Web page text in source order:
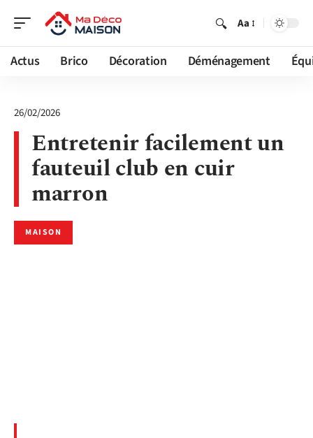
Aa
Actus Brico Décoration Déménagement
26/02/2026
Entretenir facilement un
fauteuil club en cuir
marron
MAISON